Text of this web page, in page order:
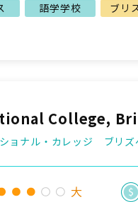
語学学校 ブリ
College,
ョナル・カレッジ ブリズ
大